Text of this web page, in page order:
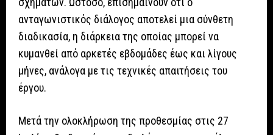
ανταγωνιστικός διάλογος αποτελεί μια σύνθετη
διαδικασία, η διάρκεια της οποίας μπορεί να
κυμανθεί από αρκετές εβδομάδες έως και λίγους
μήνες, ανάλογα με τις τεχνικές απαιτήσεις του
έργου.
Μετά την ολοκλήρωση της προθεσμίας στις 27